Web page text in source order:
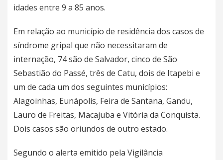
idades entre 9 a 85 anos.
Em relação ao município de residência dos casos de
síndrome gripal que não necessitaram de
internação, 74 são de Salvador, cinco de São
Sebastião do Passé, três de Catu, dois de Itapebi e
um de cada um dos seguintes municípios:
Alagoinhas, Eunápolis, Feira de Santana, Gandu,
Lauro de Freitas, Macajuba e Vitória da Conquista.
Dois casos são oriundos de outro estado.
Segundo o alerta emitido pela Vigilância